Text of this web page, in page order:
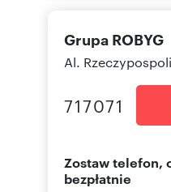
Grupa ROBYG
Al.
717071
Zostaw telefon,
bezpłatnie